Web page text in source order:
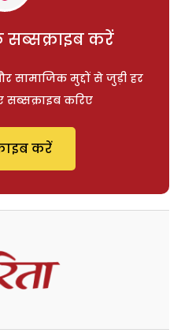
सब्सक्राइब करें
सामाजिक मुद्दों से जुड़ी हर
सब्सक्राइब करिए
करें